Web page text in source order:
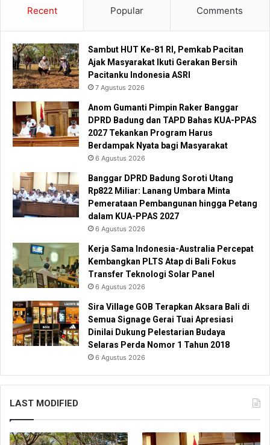
Recent Popular Comments
Sambut HUT Ke-81 RI, Pemkab Pacitan
Ajak Masyarakat Ikuti Gerakan Bersih
Pacitanku Indonesia ASRI
7 Agustus 2026
Anom Gumanti Pimpin Raker Banggar
DPRD Badung dan TAPD Bahas KUA-PPAS
2027 Tekankan Program Harus
Berdampak Nyata bagi Masyarakat
6 Agustus 2026
Banggar DPRD Badung Soroti Utang
Rp822 Miliar: Lanang Umbara Minta
Pemerataan Pembangunan hingga Petang
dalam KUA-PPAS 2027
6 Agustus 2026
Kerja Sama Indonesia-Australia Percepat
Kembangkan PLTS Atap di Bali Fokus
Transfer Teknologi Solar Panel
6 Agustus 2026
Sira Village GOB Terapkan Aksara Bali di
Semua Signage Gerai Tuai Apresiasi
Dinilai Dukung Pelestarian Budaya
Selaras Perda Nomor 1 Tahun 2018
6 Agustus 2026
LAST MODIFIED